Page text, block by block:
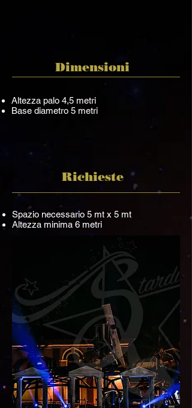
Dimensioni
Altezza palo 4,5 metri
Base diametro 5 metri
Richieste
Spazio necessario 5 mt x 5 mt
Altezza minima 6 metri